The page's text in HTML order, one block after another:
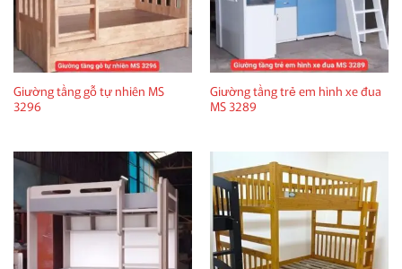
Giường tầng gỗ tự nhiên MS
3296
Giường tầng trẻ em hình xe đua
MS 3289